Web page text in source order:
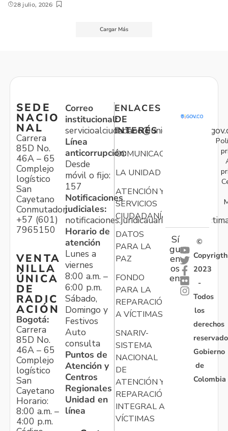
28 julio, 2026
Cargar Más
SEDE
NACIO
NAL
Carrera
85D No.
46A – 65
Complejo
logístico
San
Cayetano
Conmutador:
+57 (601)
7965150
VENTA
NILLA
ÚNICA
DE
RADIC
ACIÓN
Bogotá:
Carrera
85D No.
46A – 65
Complejo
logístico
San
Cayetano
Horario:
8:00 a.m. –
4:00 p.m.
Correo
institucional:
Línea
anticorrupción:
Desde
móvil o fijo:
157
Notificaciones
judiciales:
Horario de
atención
Lunes a
viernes
8:00 a.m. –
6:00 p.m.
Sábado,
Domingo y
Festivos
Auto
consulta
Puntos de
Atención y
Centros
Regionales
Unidad en
línea
ENLACES
DE
INTERÉS
COMUNICACIONES
LA UNIDAD
ATENCIÓN Y
SERVICIOS
CIUDADANÍA
DATOS
PARA LA
PAZ
FONDO
PARA LA
REPARACIÓN
A VÍCTIMAS
SNARIV-
SISTEMA
NACIONAL
DE
ATENCIÓN Y
REPARACIÓN
INTEGRAL A
VÍCTIMAS
Sí
gu
en
os
en:
©
Copyrigth
2023
-
Todos
los
derechos
Gobierno
de
Colombia